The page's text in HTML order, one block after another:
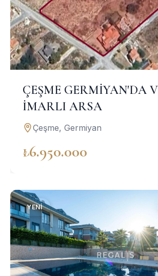
ÇEŞME GERMİYAN'DA
İMARLI ARSA
Çeşme, Germiyan
₺6.950.000
YENI